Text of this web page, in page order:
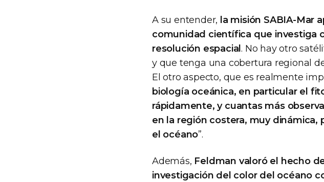
A su entender, la misión SABIA-Mar
comunidad científica que investiga
resolución espacial. No hay otro
y que tenga una cobertura regional
El otro aspecto, que es realmente
biología oceánica, en particular el
rápidamente, y cuantas más
en la región costera, muy
el océano”.
Además, Feldman valoró el hecho
investigación del color del océano